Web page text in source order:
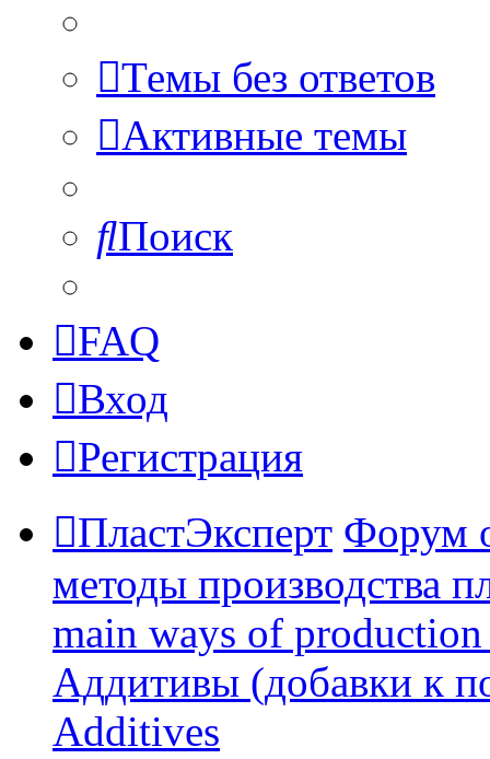
Темы без ответов
Активные темы
Поиск
FAQ
Вход
Регистрация
ПластЭксперт Форум
методы производства
main ways of
Аддитивы (добавки к
Additives